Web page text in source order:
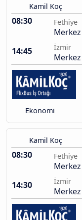
Kamil Koç
08:30 Fethiye
14:45
İzmir
Ekonomi
Kamil Koç
08:30 Fethiye
14:30
İzmir